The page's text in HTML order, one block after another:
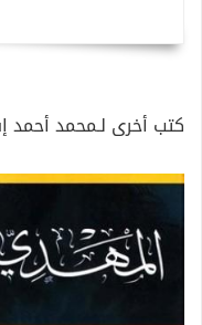
كتب أخرى لـمحمد أحمد